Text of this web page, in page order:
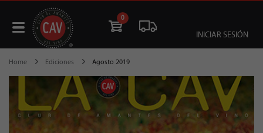
0
INICIAR SESIÓN
Home Ediciones Agosto 2019